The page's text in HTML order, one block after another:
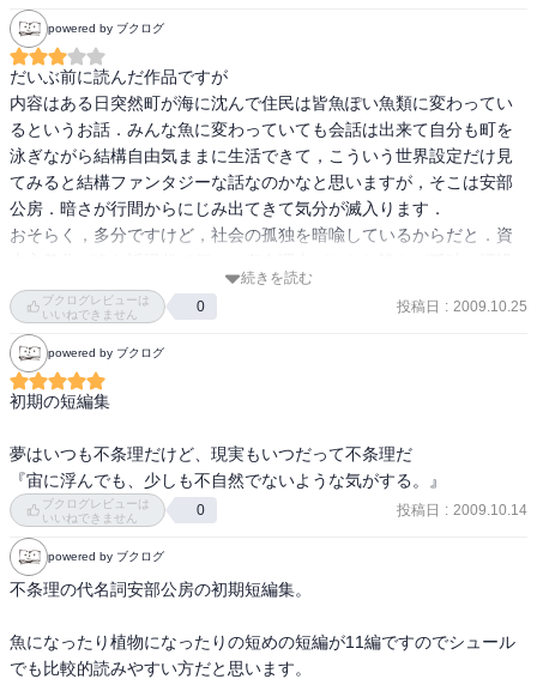
ったことにする方が吉。
個人的には『デンドロカカリヤ』が一番好きで、冒頭のフレーズ
がリフレインして離れない。民主主義だの何主義だのと、政治色が
ばっちり濃い作品ではあるけれども、気色の悪さと性格の悪さは、
ただそれだけでこちらをニヤっとさせてくれる。
常識が常識によってひっくり返される構図は、読者が素直すぎる
と単純に気味が悪いだけなので、そういう意味でも読み手を選ぶ作
品に思える。
どうでもいいが、彼の彼女の名前はKなんだが、Kというと『ここ
ろ』しか思いつかない発想は貧困すぎるんでしょうか。でしょう
ね。
うーん、文系大学一年生にオススメ。
powered by ブクログ
だいぶ前に読んだ作品ですが
内容はある日突然町が海に沈んで住民は皆魚ぽい魚類に変わってい
るというお話．みんな魚に変わっていても会話は出来て自分も町を
泳ぎながら結構自由気ままに生活できて，こういう世界設定だけ見
てみると結構ファンタジーな話なのかなと思いますが，そこは安部
公房．暗さが行間からにじみ出てきて気分が滅入ります．
おそらく，多分ですけど，社会の孤独を暗喩しているからだと．資
する．他者は誰もが魚の用に共感を持つことの出来ない世界が来る
ことを予感したのではないでしょうか．
ともかく題名に反して読後断然暗かったイメージで，さすが安部公
房と思わせられる作品だった．
続きを読む
ブクログレビューは
いいねできません
0 投稿日 : 2009.10.25
powered by ブクログ
初期の短編集
夢はいつも不条理だけど、現実もいつだって不条理だ
『宙に浮んでも、少しも不自然でないような気がする。』
ブクログレビューは
いいねできません
0 投稿日 : 2009.10.14
powered by ブクログ
不条理の代名詞安部公房の初期短編集。
魚になったり植物になったりの短めの短編が11編ですのでシュール
でも比較的読みやすい方だと思います。